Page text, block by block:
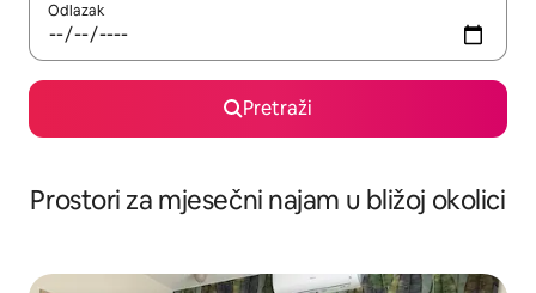
Odlazak
Pretraži
Prostori za mjesečni najam u bližoj okolici